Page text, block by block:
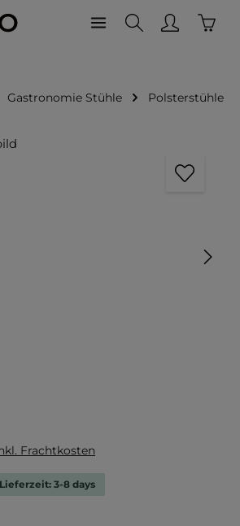
Gastronomie Stühle Polsterstühle
Frachtkosten
3-8 days